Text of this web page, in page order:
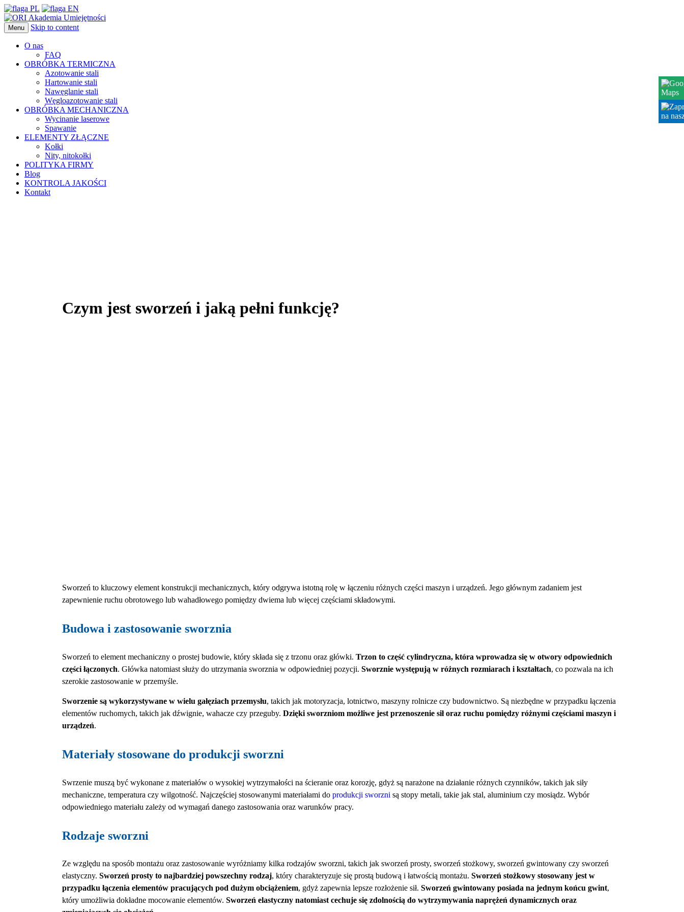
Menu Skip to content
O nas
FAQ
OBRÓBKA TERMICZNA
Azotowanie stali
Hartowanie stali
Nawęglanie stali
Węgloazotowanie stali
OBRÓBKA MECHANICZNA
Wycinanie laserowe
Spawanie
ELEMENTY ZŁĄCZNE
Kołki
Nity, nitokołki
POLITYKA FIRMY
Blog
KONTROLA JAKOŚCI
Kontakt
Czym jest sworzeń i jaką pełni funkcję?
Sworzeń to kluczowy element konstrukcji mechanicznych, który odgrywa istotną rolę w łączeniu różnych części maszyn i urządzeń. Jego głównym zadaniem jest
zapewnienie ruchu obrotowego lub wahadłowego pomiędzy dwiema lub więcej częściami składowymi.
Budowa i zastosowanie sworznia
Sworzeń to element mechaniczny o prostej budowie, który składa się z trzonu oraz główki. Trzon to część cylindryczna, która wprowadza się w otwory odpowiednich
części łączonych. Główka natomiast służy do utrzymania sworznia w odpowiedniej pozycji. Sworznie występują w różnych rozmiarach i kształtach, co pozwala na ich
szerokie zastosowanie w przemyśle.
Sworzenie są wykorzystywane w wielu gałęziach przemysłu, takich jak motoryzacja, lotnictwo, maszyny rolnicze czy budownictwo. Są niezbędne w przypadku łączenia
elementów ruchomych, takich jak dźwignie, wahacze czy przeguby. Dzięki sworzniom możliwe jest przenoszenie sił oraz ruchu pomiędzy różnymi częściami maszyn i
urządzeń.
Materiały stosowane do produkcji sworzni
Swrzenie muszą być wykonane z materiałów o wysokiej wytrzymałości na ścieranie oraz korozję, gdyż są narażone na działanie różnych czynników, takich jak siły
mechaniczne, temperatura czy wilgotność. Najczęściej stosowanymi materiałami do produkcji sworzni są stopy metali, takie jak stal, aluminium czy mosiądz. Wybór
odpowiedniego materiału zależy od wymagań danego zastosowania oraz warunków pracy.
Rodzaje sworzni
Ze względu na sposób montażu oraz zastosowanie wyróżniamy kilka rodzajów sworzni, takich jak sworzeń prosty, sworzeń stożkowy, sworzeń gwintowany czy sworzeń
elastyczny. Sworzeń prosty to najbardziej powszechny rodzaj, który charakteryzuje się prostą budową i łatwością montażu. Sworzeń stożkowy stosowany jest w
przypadku łączenia elementów pracujących pod dużym obciążeniem, gdyż zapewnia lepsze rozłożenie sił. Sworzeń gwintowany posiada na jednym końcu gwint,
który umożliwia dokładne mocowanie elementów. Sworzeń elastyczny natomiast cechuje się zdolnością do wytrzymywania naprężeń dynamicznych oraz